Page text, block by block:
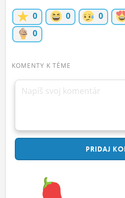
OBRÁZKY
ĽUDIA
NASTAVENIA
ROLETA
0 0 0
0
KOMENTY K TÉME
Napíš svoj komentár
PRIDAJ